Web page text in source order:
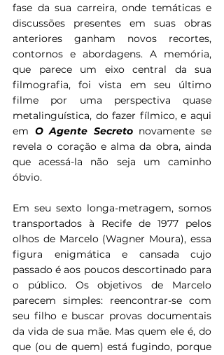
fase da sua carreira, onde temáticas e
discussões presentes em suas obras
anteriores ganham novos recortes,
contornos e abordagens. A memória,
que parece um eixo central da sua
filmografia, foi vista em seu último
filme por uma perspectiva quase
metalinguística, do fazer fílmico, e aqui
em O Agente Secreto novamente se
revela o coração e alma da obra, ainda
que acessá-la não seja um caminho
óbvio.
Em seu sexto longa-metragem, somos
transportados à Recife de 1977 pelos
olhos de Marcelo (Wagner Moura), essa
figura enigmática e cansada cujo
passado é aos poucos descortinado para
o público. Os objetivos de Marcelo
parecem simples: reencontrar-se com
seu filho e buscar provas documentais
da vida de sua mãe. Mas quem ele é, do
que (ou de quem) está fugindo, porque